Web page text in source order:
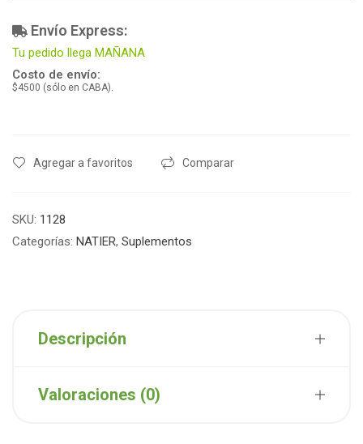
Envío Express:
Tu pedido llega MAÑANA
Costo de envío:
$4500 (sólo en CABA).
Agregar a favoritos Comparar
SKU: 1128
Categorías: NATIER, Suplementos
Descripción
Valoraciones (0)